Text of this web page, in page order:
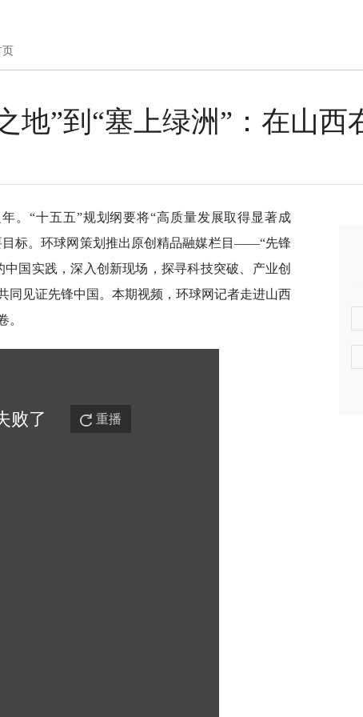
地”到“塞上绿洲”：在山西
。“十五五”规划纲要将“高质量发展取得显著成
目标。环球网策划推出原创精品融媒栏目——“先锋
国实践，深入创新现场，探寻科技突破、产业创
同见证先锋中国。本期视频，环球网记者走进山西
。
败了 重播